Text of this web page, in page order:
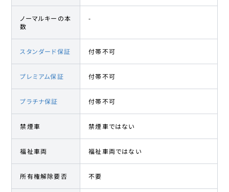
ノーマルキーの本
数
-
スタンダード保証 付帯不可
プレミアム保証 付帯不可
プラチナ保証 付帯不可
禁煙車 禁煙車ではない
福祉車両 福祉車両ではない
所有権解除要否 不要